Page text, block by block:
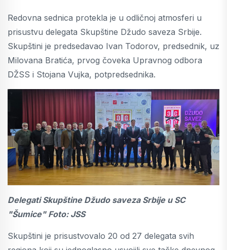
Redovna sednica protekla je u odličnoj atmosferi u
prisustvu delegata Skupštine Džudo saveza Srbije.
Skupštini je predsedavao Ivan Todorov, predsednik, uz
Milovana Bratića, prvog čoveka Upravnog odbora
DŽSS i Stojana Vujka, potpredsednika.
Delegati Skupštine Džudo saveza Srbije u SC
"Šumice" Foto: JSS
Skupštini je prisustvovalo 20 od 27 delegata svih